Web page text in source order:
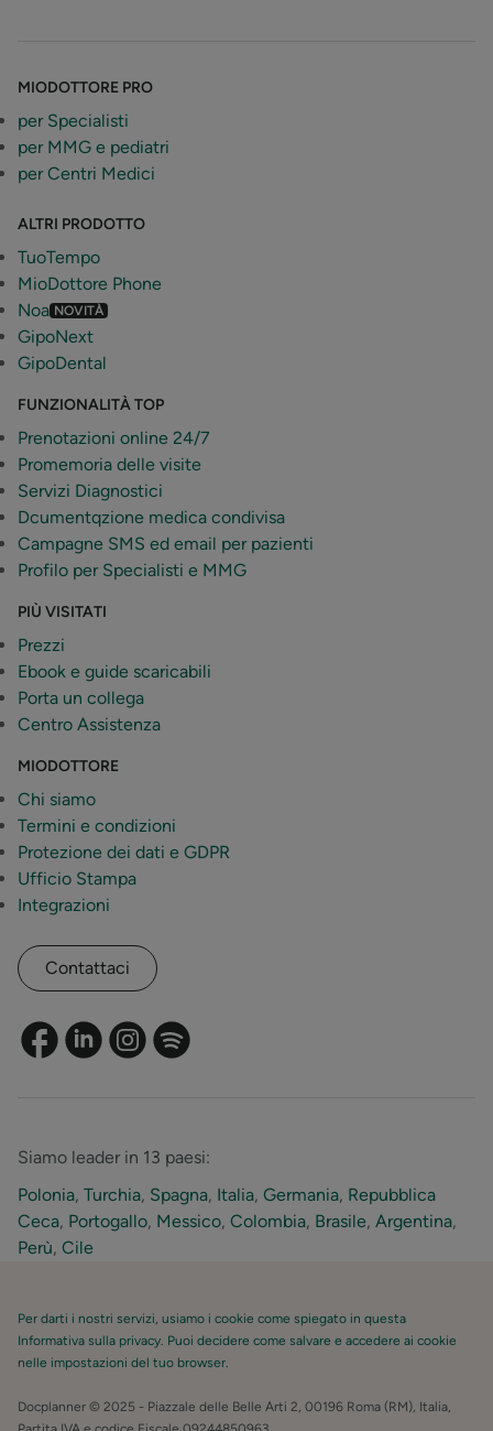
MIODOTTORE PRO
per Specialisti
per MMG e pediatri
per Centri Medici
ALTRI PRODOTTO
TuoTempo
MioDottore Phone
Noa NOVITÀ
GipoNext
GipoDental
FUNZIONALITÀ TOP
Prenotazioni online 24/7
Promemoria delle visite
Servizi Diagnostici
Dcumentqzione medica condivisa
Campagne SMS ed email per pazienti
Profilo per Specialisti e MMG
PIÙ VISITATI
Prezzi
Ebook e guide scaricabili
Porta un collega
Centro Assistenza
MIODOTTORE
Chi siamo
Termini e condizioni
Protezione dei dati e GDPR
Ufficio Stampa
Integrazioni
Contattaci
Siamo leader in 13 paesi:
Polonia, Turchia, Spagna, Italia, Germania, Repubblica
Ceca, Portogallo, Messico, Colombia, Brasile, Argentina,
Perù, Cile
Per darti i nostri servizi, usiamo i cookie come spiegato in questa
Informativa sulla privacy. Puoi decidere come salvare e accedere ai cookie
nelle impostazioni del tuo browser.
Docplanner © 2025 - Piazzale delle Belle Arti 2, 00196 Roma (RM), Italia,